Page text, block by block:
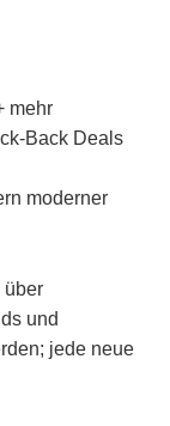
mehr
Back Deals
moderner
über
und
jede neue